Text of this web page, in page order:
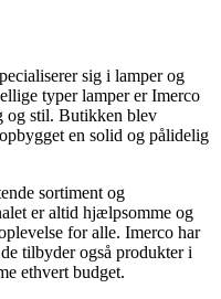
sig i lamper og
typer lamper er Imerco
og stil. Butikken blev
en solid og pålidelig
sortiment og
er altid hjælpsomme og
for alle. Imerco har
tilbyder også produkter i
ethvert budget.